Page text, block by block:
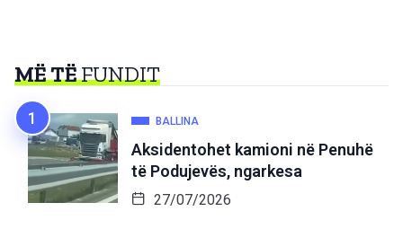
MË TËFUNDIT
BALLINA
Aksidentohet kamioni në Penuhë
të Podujevës, ngarkesa
27/07/2026